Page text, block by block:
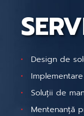
Design de
Implementare
Soluții de
Mentenanță